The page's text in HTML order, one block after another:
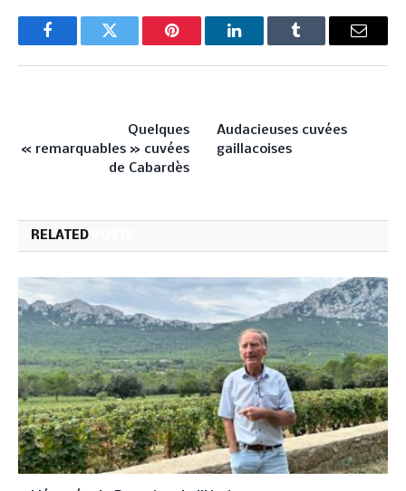
FacebookTwitter Pinterest LinkedInTumblr Email
Quelques
« remarquables » cuvées
de Cabardès
Audacieuses cuvées
gaillacoises
RELATED